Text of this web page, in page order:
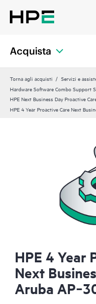
Acquista
Torna agli acquisti Servizi e
Hardware Software Combo Support
HPE Next Business Day Proactive
HPE 4 Year Proactive Care Next
HPE 4 Year
Next
Aruba